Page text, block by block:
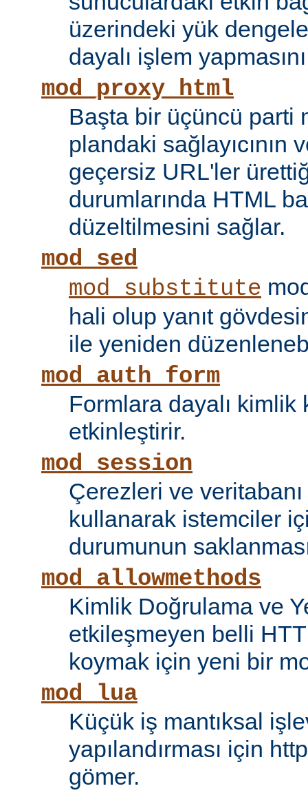
üzerindeki yük
dayalı işlem
mod_proxy_html
Başta bir üçüncü parti
plandaki sağlayıcının
geçersiz URL'ler
durumlarında HTML
düzeltilmesini sağlar.
mod_sed
mod_substitute
hali olup yanıt
ile yeniden
mod_auth_form
Formlara dayalı kimlik
etkinleştirir.
mod_session
Çerezleri ve
kullanarak istemciler
durumunun
mod_allowmethods
Kimlik Doğrulama ve
etkileşmeyen belli
koymak için yeni bir
mod_lua
Küçük iş mantıksal
yapılandırması için
gömer.